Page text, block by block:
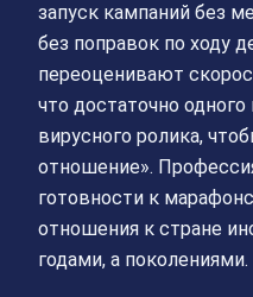
запуск кампаний без
без поправок по ходу
переоценивают
что достаточно
вирусного ролика,
отношение».
готовности к
отношения к стране
годами, а поколениями.